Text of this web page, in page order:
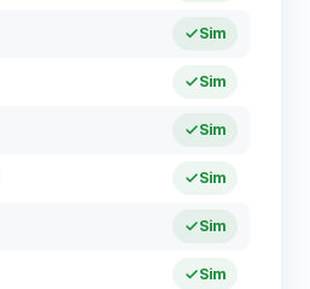
Sim
Sim
Sim
Sim
Sim
Sim